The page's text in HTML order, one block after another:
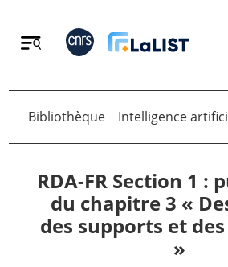
Retour
Accueil
Retour
Bibliothèque Intelligence
RDA-FR Section 1 :
du chapitre 3 «
des supports et
»